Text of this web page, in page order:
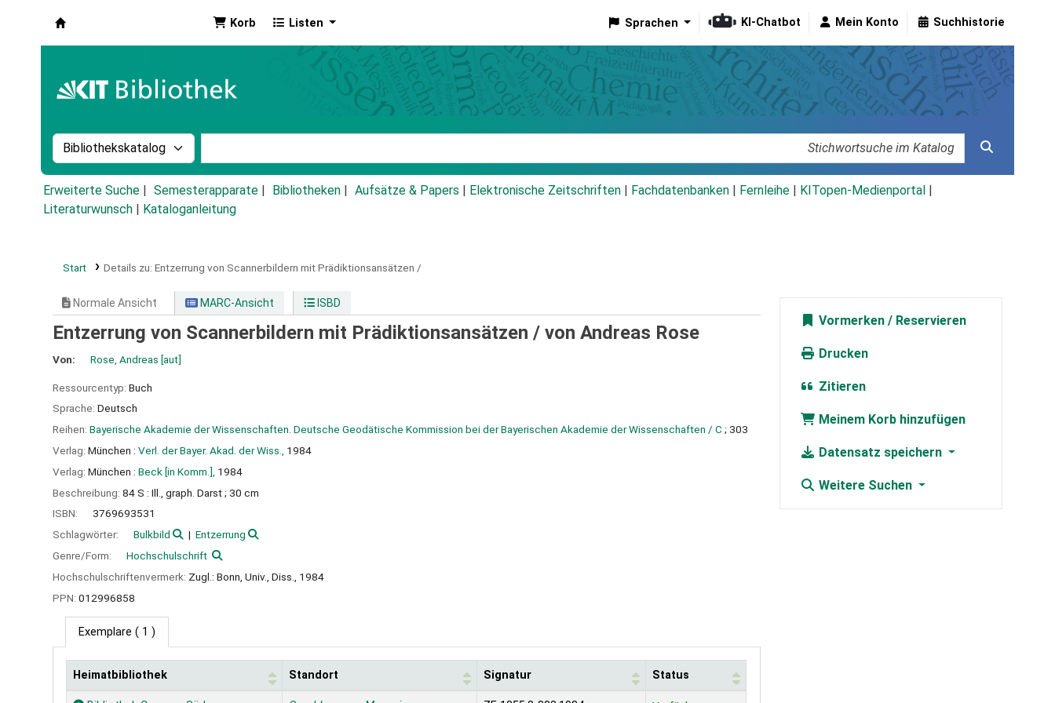
Korb Listen Sprachen KI-Chatbot Mein Konto Suchhistorie
Suche im Katalog nach:
Erweiterte Suche Semesterapparate Bibliotheken Aufsätze & Papers Elektronische Zeitschriften Fachdatenbanken Fernleihe KITopen-Medienportal
Literaturwunsch
Kataloganleitung
Start Details zu: Entzerrung von Scannerbildern mit Prädiktionsansätzen /
Normale Ansicht MARC-Ansicht ISBD
Entzerrung von Scannerbildern mit Prädiktionsansätzen / von Andreas Rose
Von: Rose, Andreas [aut]
Ressourcentyp: Buch
Sprache: Deutsch
Reihen: Bayerische Akademie der Wissenschaften. Deutsche Geodätische Kommission bei der Bayerischen Akademie der Wissenschaften / C ; 303
Verlag: München : Verl. der Bayer. Akad. der Wiss.,
1984
Verlag: München : Beck [in Komm.], 1984
Beschreibung: 84 S : Ill., graph. Darst ; 30 cm
ISBN:
3769693531
Schlagwörter:
Bulkbild
Entzerrung
Genre/Form:
Hochschulschrift
Hochschulschriftenvermerk: Zugl.: Bonn, Univ., Diss., 1984
PPN: 012996858
Exemplare ( 1 )
Exemplare
Heimatbibliothek Standort Signatur Status
Vormerken
Drucken
Zitieren
Meinem Korb hinzufügen
Datensatz speichern
Weitere Suchen